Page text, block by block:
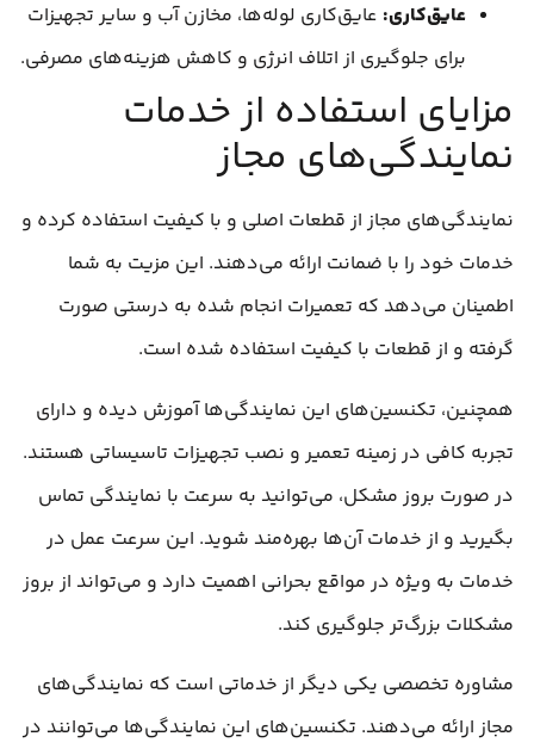
عایق‌کاری: عایق‌کاری لوله‌ها، مخازن آب و سایر تجهیزات
برای جلوگیری از اتلاف انرژی و کاهش هزینه‌های مصرفی.
مزایای استفاده از خدمات
نمایندگی‌های مجاز
نمایندگی‌های مجاز از قطعات اصلی و با کیفیت استفاده کرده و
خدمات خود را با ضمانت ارائه می‌دهند. این مزیت به شما
اطمینان می‌دهد که تعمیرات انجام شده به درستی صورت
گرفته و از قطعات با کیفیت استفاده شده است.
همچنین، تکنسین‌های این نمایندگی‌ها آموزش دیده و دارای
تجربه کافی در زمینه تعمیر و نصب تجهیزات تاسیساتی هستند.
در صورت بروز مشکل، می‌توانید به سرعت با نمایندگی تماس
بگیرید و از خدمات آن‌ها بهره‌مند شوید. این سرعت عمل در
خدمات به ویژه در مواقع بحرانی اهمیت دارد و می‌تواند از بروز
مشکلات بزرگ‌تر جلوگیری کند.
مشاوره تخصصی یکی دیگر از خدماتی است که نمایندگی‌های
مجاز ارائه می‌دهند. تکنسین‌های این نمایندگی‌ها می‌توانند در